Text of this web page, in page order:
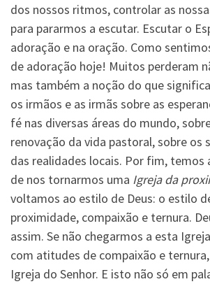
dos nossos ritmos, controlar as
para pararmos a escutar. Escutar o
adoração e na oração. Como
de adoração hoje! Muitos perderam
mas também a noção do que
os irmãos e as irmãs sobre as
fé nas diversas áreas do mundo,
renovação da vida pastoral, sobre os
das realidades locais. Por fim, temos
de nos tornarmos uma Igreja da
voltamos ao estilo de Deus: o estilo
proximidade, compaixão e ternura.
assim. Se não chegarmos a esta
com atitudes de compaixão e
Igreja do Senhor. E isto não só em